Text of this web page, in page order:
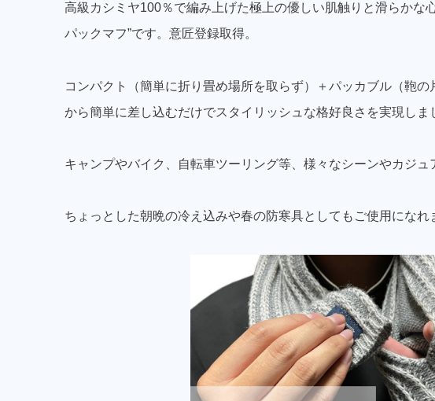
高級カシミヤ100％で編み上げた極上の優しい肌触りと滑らかな
パックマフ”です。意匠登録取得。
コンパクト（簡単に折り畳め場所を取らず）＋パッカブル（鞄
から簡単に差し込むだけでスタイリッシュな格好良さを実現しま
キャンプやバイク、自転車ツーリング等、様々なシーンやカジ
ちょっとした朝晩の冷え込みや春の防寒具としてもご使用にな